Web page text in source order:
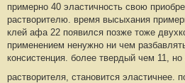
примерно 40 эластичность свою
растворителю. время высыхания
клей афа 22 появился позже тоже
применением ненужно ни чем
консистенция. более твердый чем 11,
растворителя, становится эластичнее.